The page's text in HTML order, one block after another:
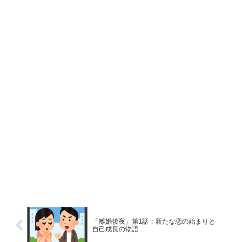
「離婚後夜」第1話：新たな恋の始まりと
自己成長の物語